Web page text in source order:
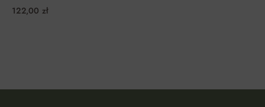
122,00 zł